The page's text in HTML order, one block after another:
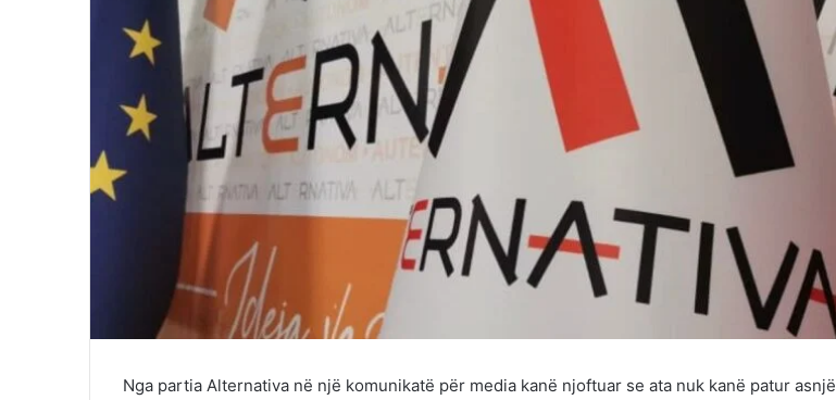
Nga partia Alternativa në një komunikatë për media kanë njoftuar se ata nuk kanë patur asnjë